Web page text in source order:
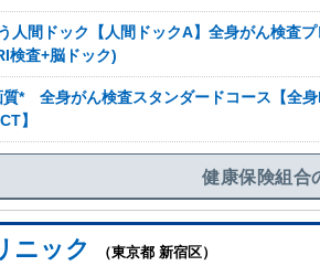
人間ドック【人間ドックA】全身がん検査プ
検査+脳ドック)
* 全身がん検査スタンダードコース【全身
】
健康保険組合
ニック （東京都 新宿区）